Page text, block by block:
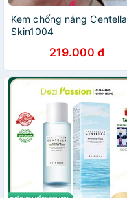
Kem chống nắng Centella
Skin1004
219.000 đ